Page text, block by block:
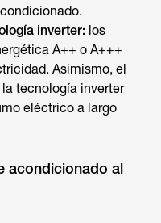
inverter: los
A++ o A+++
Asimismo, el
tecnología inverter
eléctrico a largo
acondicionado al